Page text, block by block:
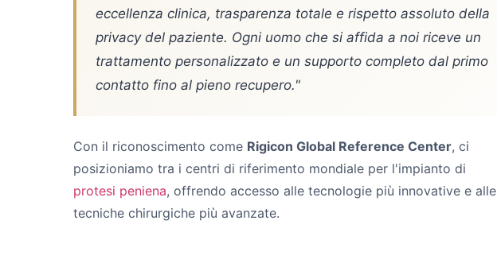
eccellenza clinica, trasparenza totale e rispetto assoluto della
privacy del paziente. Ogni uomo che si affida a noi riceve un
trattamento personalizzato e un supporto completo dal primo
contatto fino al pieno recupero."
Con il riconoscimento come Rigicon Global Reference Center, ci
posizioniamo tra i centri di riferimento mondiale per l'impianto di
protesi peniena, offrendo accesso alle tecnologie più innovative e alle
tecniche chirurgiche più avanzate.